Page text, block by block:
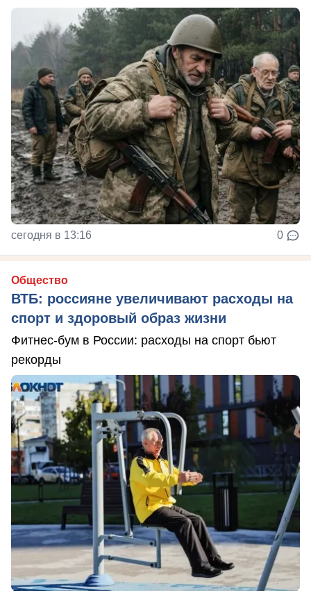
сегодня в 13:16 0
Общество
ВТБ: россияне увеличивают расходы на
спорт и здоровый образ жизни
Фитнес-бум в России: расходы на спорт бьют
рекорды